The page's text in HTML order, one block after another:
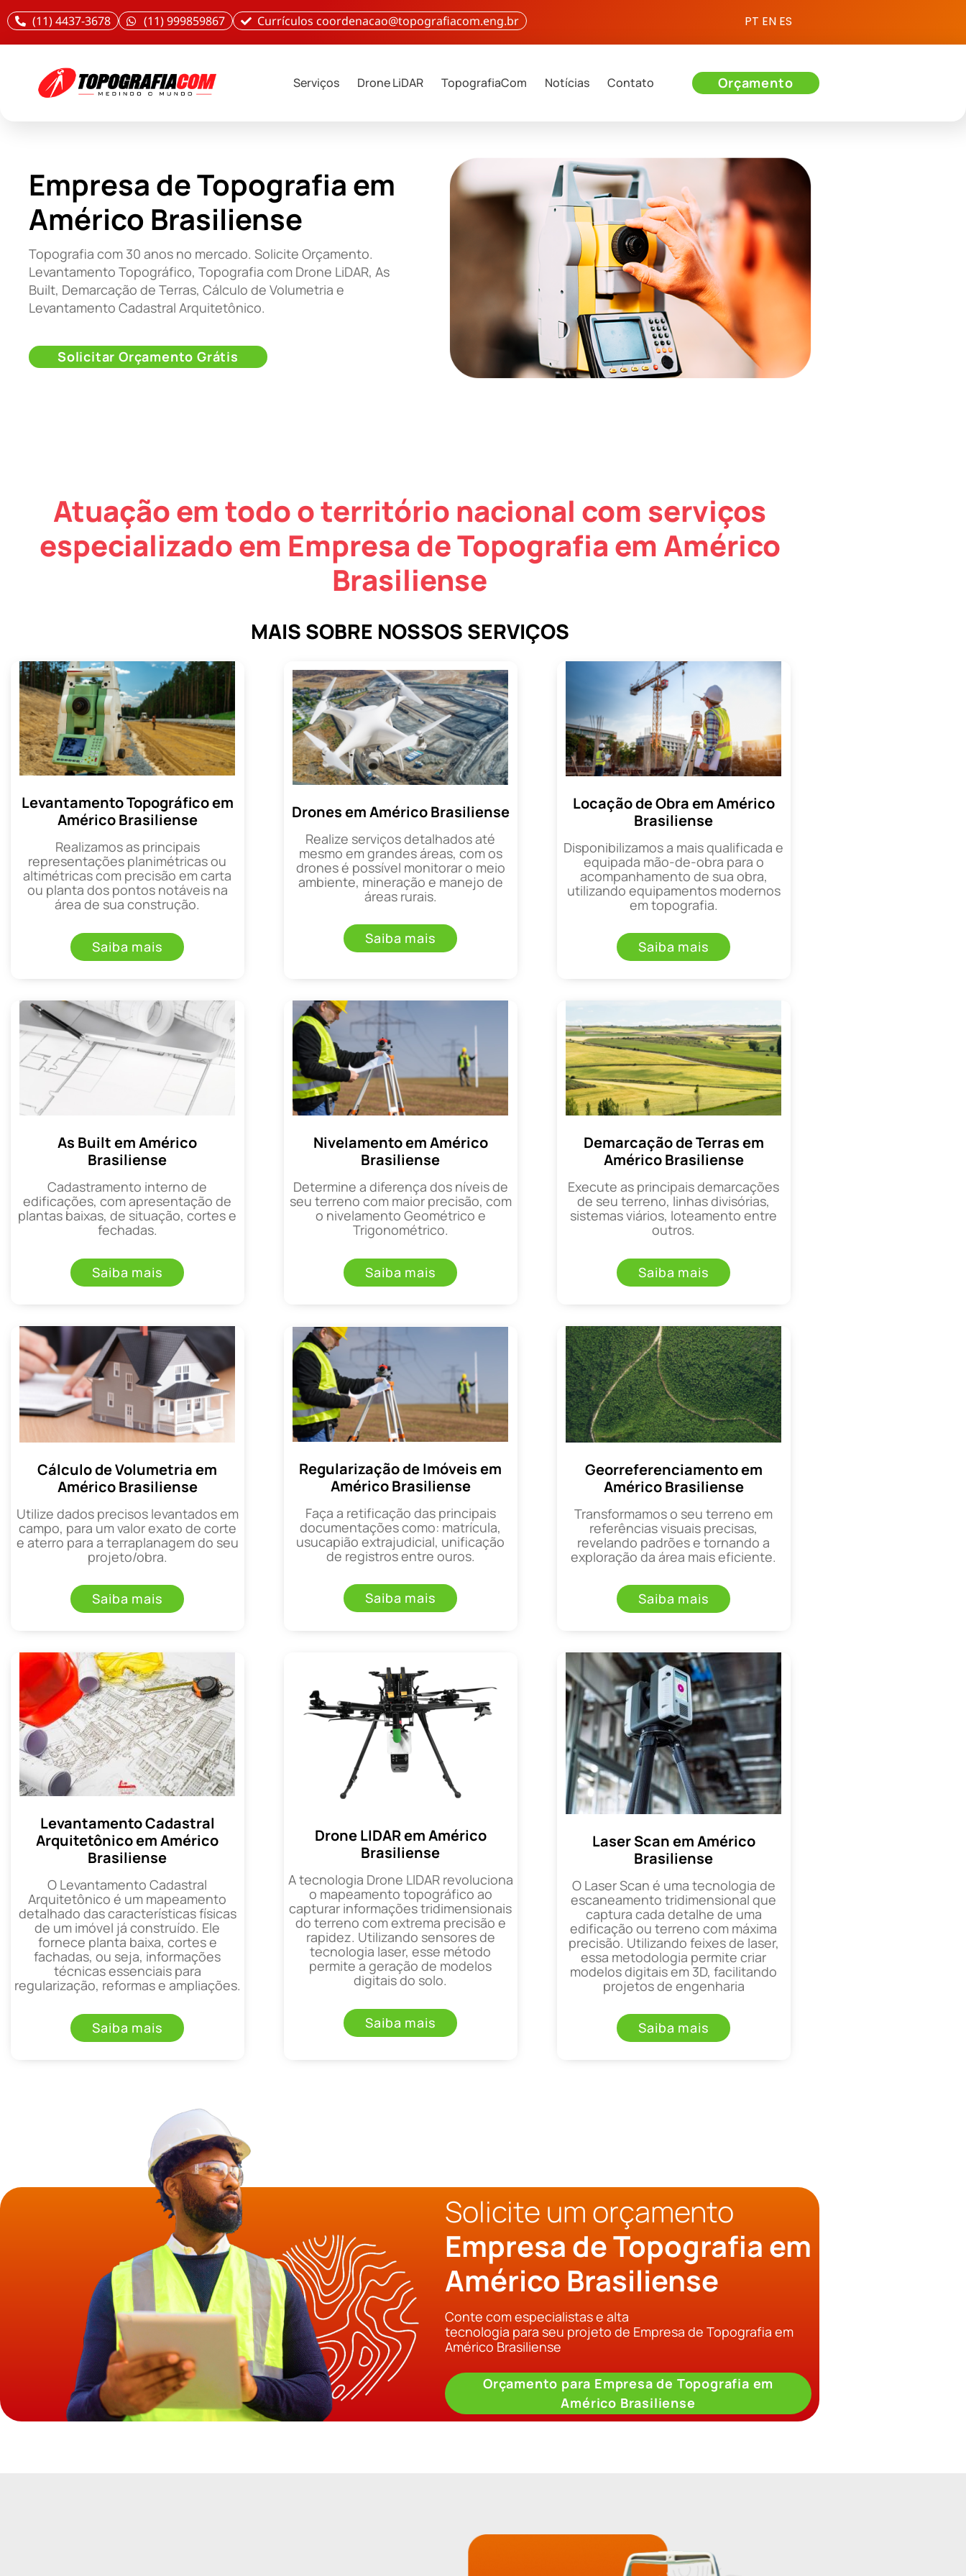
(11) 4437-3678 (11) 999859867 Currículos coordenacao@topografiacom.eng.br PT EN ES
Serviços Drone LiDAR TopografiaCom Notícias Contato Orçamento
Empresa de Topografia em
Américo Brasiliense
Topografia com 30 anos no mercado. Solicite Orçamento.
Levantamento Topográfico, Topografia com Drone LiDAR, As
Built, Demarcação de Terras, Cálculo de Volumetria e
Levantamento Cadastral Arquitetônico.
Solicitar Orçamento Grátis
Atuação em todo o território nacional com serviços
especializado em Empresa de Topografia em Américo
Brasiliense
MAIS SOBRE NOSSOS SERVIÇOS
Levantamento Topográfico em
Américo Brasiliense
Realizamos as principais
representações planimétricas ou
altimétricas com precisão em carta
ou planta dos pontos notáveis na
área de sua construção.
Saiba mais
Drones em Américo Brasiliense
Realize serviços detalhados até
mesmo em grandes áreas, com os
drones é possível monitorar o meio
ambiente, mineração e manejo de
áreas rurais.
Saiba mais
Locação de Obra em Américo
Brasiliense
Disponibilizamos a mais qualificada e
equipada mão-de-obra para o
acompanhamento de sua obra,
utilizando equipamentos modernos
em topografia.
Saiba mais
As Built em Américo
Brasiliense
Cadastramento interno de
edificações, com apresentação de
plantas baixas, de situação, cortes e
fechadas.
Saiba mais
Nivelamento em Américo
Brasiliense
Determine a diferença dos níveis de
seu terreno com maior precisão, com
o nivelamento Geométrico e
Trigonométrico.
Saiba mais
Demarcação de Terras em
Américo Brasiliense
Execute as principais demarcações
de seu terreno, linhas divisórias,
sistemas viários, loteamento entre
outros.
Saiba mais
Cálculo de Volumetria em
Américo Brasiliense
Utilize dados precisos levantados em
campo, para um valor exato de corte
e aterro para a terraplanagem do seu
projeto/obra.
Saiba mais
Regularização de Imóveis em
Américo Brasiliense
Faça a retificação das principais
documentações como: matrícula,
usucapião extrajudicial, unificação
de registros entre ouros.
Saiba mais
Georreferenciamento em
Américo Brasiliense
Transformamos o seu terreno em
referências visuais precisas,
revelando padrões e tornando a
exploração da área mais eficiente.
Saiba mais
Levantamento Cadastral
Arquitetônico em Américo
Brasiliense
O Levantamento Cadastral
Arquitetônico é um mapeamento
detalhado das características físicas
de um imóvel já construído. Ele
fornece planta baixa, cortes e
fachadas, ou seja, informações
técnicas essenciais para
regularização, reformas e ampliações.
Saiba mais
Drone LIDAR em Américo
Brasiliense
A tecnologia Drone LIDAR revoluciona
o mapeamento topográfico ao
capturar informações tridimensionais
do terreno com extrema precisão e
rapidez. Utilizando sensores de
tecnologia laser, esse método
permite a geração de modelos
digitais do solo.
Saiba mais
Laser Scan em Américo
Brasiliense
O Laser Scan é uma tecnologia de
escaneamento tridimensional que
captura cada detalhe de uma
edificação ou terreno com máxima
precisão. Utilizando feixes de laser,
essa metodologia permite criar
modelos digitais em 3D, facilitando
projetos de engenharia
Saiba mais
Solicite um orçamento
Empresa de Topografia em
Américo Brasiliense
Conte com especialistas e alta
tecnologia para seu projeto de Empresa de Topografia em
Américo Brasiliense
Orçamento para Empresa de Topografia em
Américo Brasiliense